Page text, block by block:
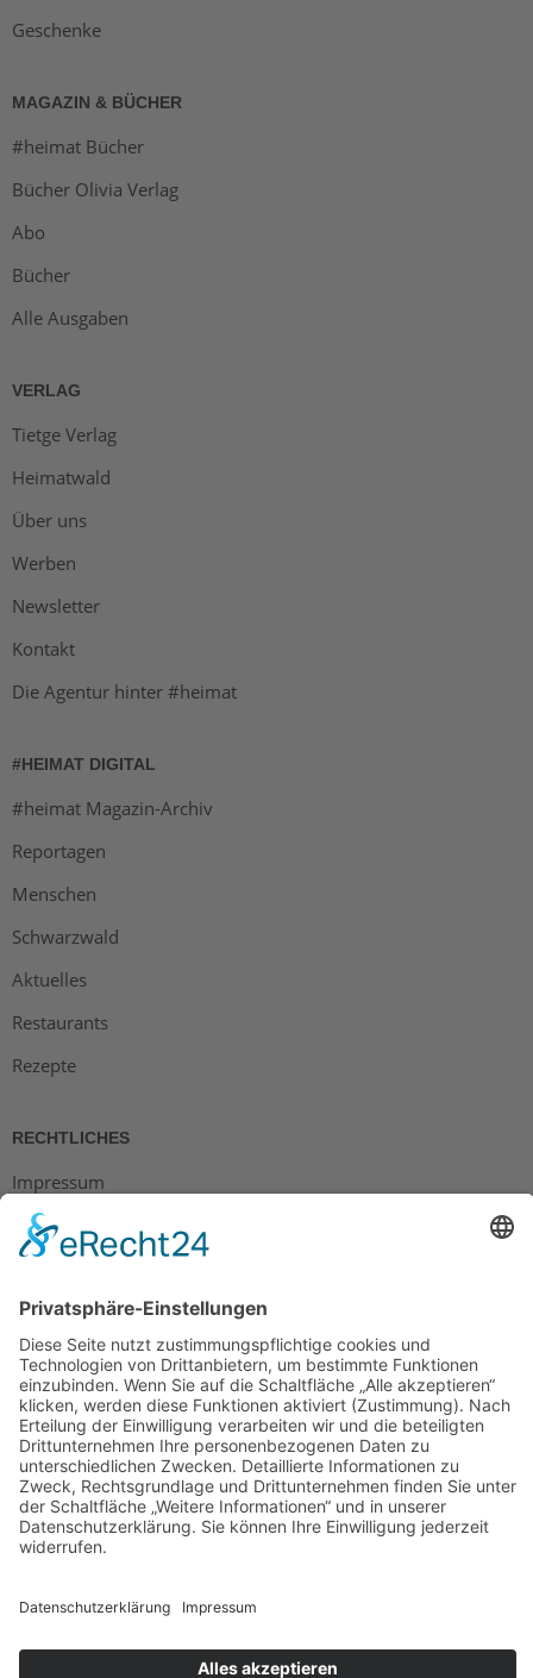
Geschenke
MAGAZIN & BÜCHER
#heimat Bücher
Bücher Olivia Verlag
Abo
Bücher
Alle Ausgaben
VERLAG
Tietge Verlag
Heimatwald
Über uns
Werben
Newsletter
Kontakt
Die Agentur hinter #heimat
#HEIMAT DIGITAL
#heimat Magazin-Archiv
Reportagen
Menschen
Schwarzwald
Aktuelles
Restaurants
Rezepte
RECHTLICHES
Impressum
Datenschutz
Widerrufsbelehrung
Bankdaten
© 2026 Tietge GmbH, Wilhelmstraße 31, 77654 Offenburg – Alle Rechte